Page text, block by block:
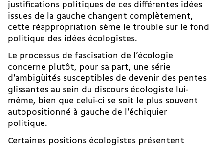
justifications politiques de ces différentes idées
issues de la gauche changent complètement,
cette réappropriation sème le trouble sur le fond
politique des idées écologistes.
Le processus de fascisation de l’écologie
concerne plutôt, pour sa part, une série
d’ambigüités susceptibles de devenir des pentes
glissantes au sein du discours écologiste lui-
même, bien que celui-ci se soit le plus souvent
autopositionné à gauche de l’échiquier
politique.
Certaines positions écologistes présentent